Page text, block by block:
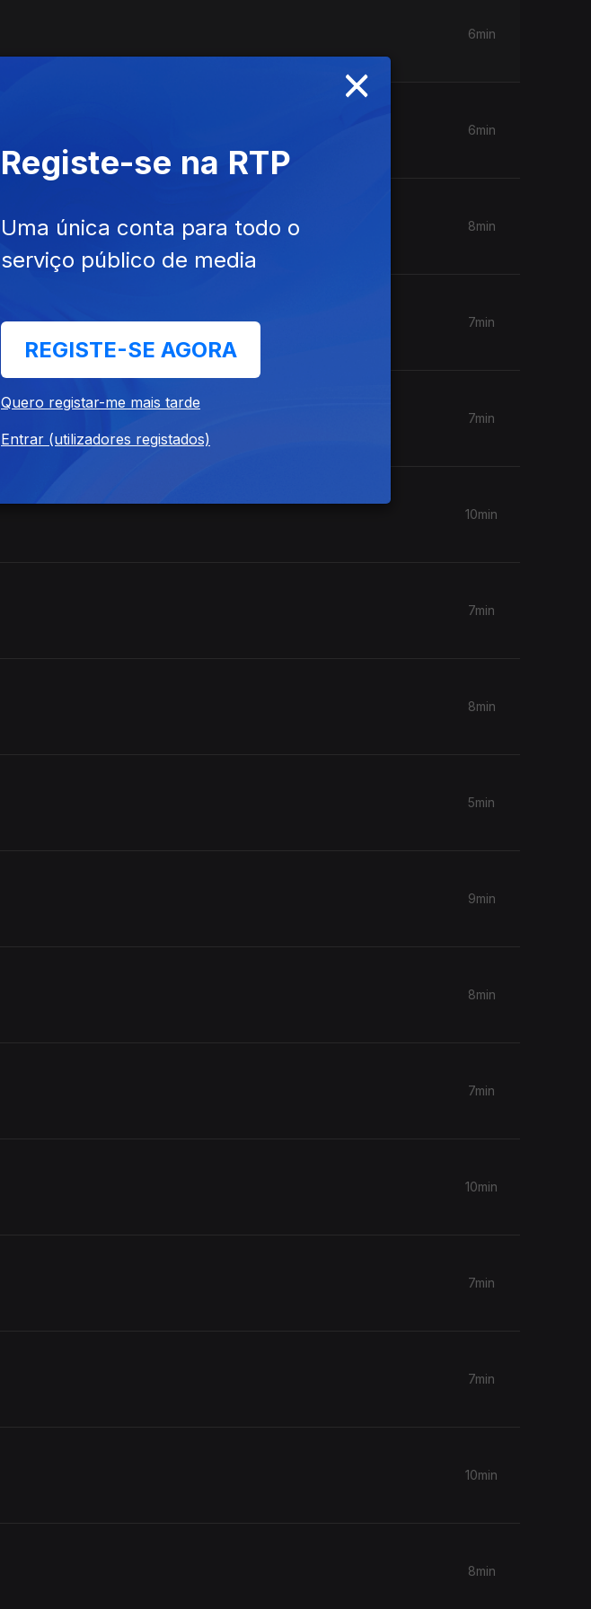
6min
6min
8min
7min
7min
10min
7min
8min
5min
9min
8min
7min
10min
7min
7min
10min
8min
×
Registe-se na RTP
Uma única conta para todo o
serviço público de media
REGISTE-SE AGORA
Quero registar-me mais tarde
Entrar (utilizadores registados)